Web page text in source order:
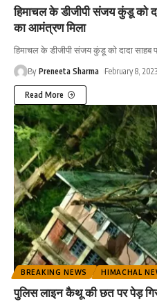
हिमाचल के डीजीपी संजय कुंडू को
का आमंत्रण मिला
हिमाचल के डीजीपी संजय कुंडू को दादा
By Preneeta Sharma February 8, 2023
Read More
BREAKING NEWS HIMACHAL
पुलिस लाइन कैथू की छत पर पेड़